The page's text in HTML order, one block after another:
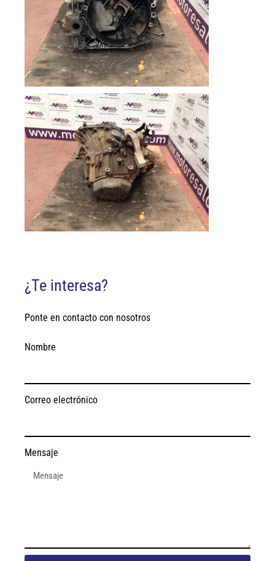
¿Te interesa?
Ponte en contacto con nosotros
Nombre
Correo electrónico
Mensaje